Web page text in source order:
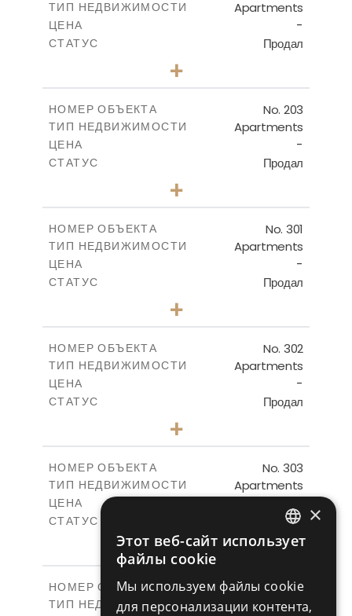
ПОСМОТРЕТЬ БОЛЬШЕ
ТИП НЕДВИЖИМОСТИ Apartments
ЦЕНА -
СТАТУС Продал
КОЛИЧЕСТВО СПАЛЕН
ПОСМОТРЕТЬ БОЛЬШЕ
+
НОМЕР ОБЪЕКТА No. 203
ТИП НЕДВИЖИМОСТИ Apartments
ЦЕНА -
СТАТУС Продал
КОЛИЧЕСТВО СПАЛЕН
ПОСМОТРЕТЬ БОЛЬШЕ
+
НОМЕР ОБЪЕКТА No. 301
ТИП НЕДВИЖИМОСТИ Apartments
ЦЕНА -
СТАТУС Продал
КОЛИЧЕСТВО СПАЛЕН
ПОСМОТРЕТЬ БОЛЬШЕ
+
НОМЕР ОБЪЕКТА No. 302
ТИП НЕДВИЖИМОСТИ Apartments
ЦЕНА -
СТАТУС Продал
КОЛИЧЕСТВО СПАЛЕН
ПОСМОТРЕТЬ БОЛЬШЕ
+
НОМЕР ОБЪЕКТА No. 303
ТИП НЕДВИЖИМОСТИ Apartments
ЦЕНА
СТАТУС Продал
КОЛИЧЕСТВО СПАЛЕН 2
РАЗМЕР УЧАСТКА
ПОСМОТРЕТЬ БОЛЬШЕ
+
НОМЕР ОБЪЕКТА V1
ТИП НЕДВИЖИМОСТИ Villas
ENGLISH
RUSSIAN
×
Этот веб-сайт использует
файлы cookie
Мы используем файлы cookie
для персонализации контента,